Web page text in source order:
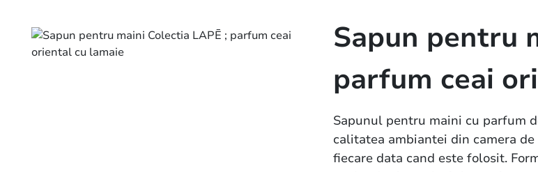
Slide 2 of 2
Sapun pentru
parfum ceai
Sapunul pentru maini cu parfum
calitatea ambiantei din camera
fiecare data cand este folosit.